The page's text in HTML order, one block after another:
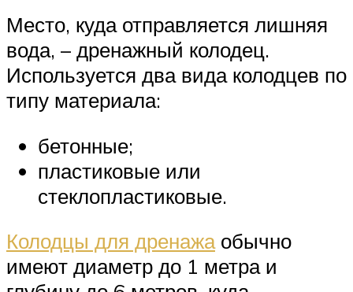
Место, куда отправляется лишняя
вода, – дренажный колодец.
Используется два вида колодцев по
типу материала:
бетонные;
пластиковые или
стеклопластиковые.
Колодцы для дренажаобычно
имеют диаметр до 1 метра и